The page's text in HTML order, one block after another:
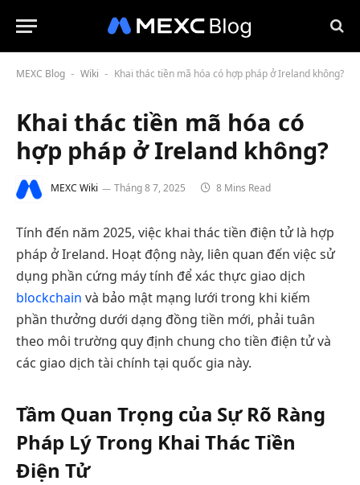
MEXC Blog - Wiki - Khai thác tiền mã hóa có hợp pháp ở Ireland không?
Khai thác tiền mã hóa có
hợp pháp ở Ireland không?
MEXC Wiki Tháng 8 7, 2025 8 Mins Read
Tính đến năm 2025, việc khai thác tiền điện tử là hợp
pháp ở Ireland. Hoạt động này, liên quan đến việc sử
dụng phần cứng máy tính để xác thực giao dịch
blockchain và bảo mật mạng lưới trong khi kiếm
phần thưởng dưới dạng đồng tiền mới, phải tuân
theo môi trường quy định chung cho tiền điện tử và
các giao dịch tài chính tại quốc gia này.
Tầm Quan Trọng của Sự Rõ Ràng
Pháp Lý Trong Khai Thác Tiền
Điện Tử